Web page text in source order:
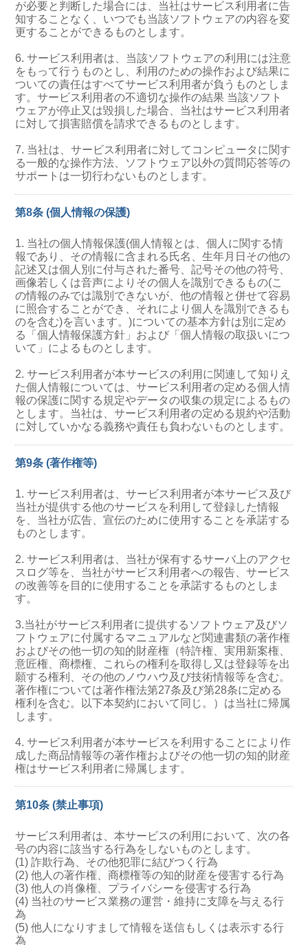
が必要と判断した場合には、当社はサービス利用者に告
知することなく、いつでも当該ソフトウェアの内容を変
更することができるものとします。
6. サービス利用者は、当該ソフトウェアの利用には注意
をもって行うものとし、利用のための操作および結果に
ついての責任はすべてサービス利用者が負うものとしま
す。サービス利用者の不適切な操作の結果 当該ソフト
ウェアが停止又は毀損した場合、当社はサービス利用者
に対して損害賠償を請求できるものとします。
7. 当社は、サービス利用者に対してコンピュータに関す
る一般的な操作方法、ソフトウェア以外の質問応答等の
サポートは一切行わないものとします。
第8条 (個人情報の保護)
1. 当社の個人情報保護(個人情報とは、個人に関する情
報であり、その情報に含まれる氏名、生年月日その他の
記述又は個人別に付与された番号、記号その他の符号、
画像若しくは音声によりその個人を識別できるもの(こ
の情報のみでは識別できないが、他の情報と併せて容易
に照合することができ、それにより個人を識別できるも
のを含む)を言います。)についての基本方針は別に定め
る「個人情報保護方針」および「個人情報の取扱いにつ
いて」によるものとします。
2. サービス利用者が本サービスの利用に関連して知りえ
た個人情報については、サービス利用者の定める個人情
報の保護に関する規定やデータの収集の規定によるもの
とします。当社は、サービス利用者の定める規約や活動
に対していかなる義務や責任も負わないものとします。
第9条 (著作権等)
1. サービス利用者は、サービス利用者が本サービス及び
当社が提供する他のサービスを利用して登録した情報
を、当社が広告、宣伝のために使用することを承諾する
ものとします。
2. サービス利用者は、当社が保有するサーバ上のアクセ
スログ等を、当社がサービス利用者への報告、サービス
の改善等を目的に使用することを承諾するものとしま
す。
3.当社がサービス利用者に提供するソフトウェア及びソ
フトウェアに付属するマニュアルなど関連書類の著作権
およびその他一切の知的財産権（特許権、実用新案権、
意匠権、商標権、これらの権利を取得し又は登録等を出
願する権利、その他のノウハウ及び技術情報等を含む。
著作権については著作権法第27条及び第28条に定める
権利を含む。以下本契約において同じ。）は当社に帰属
します。
4. サービス利用者が本サービスを利用することにより作
成した商品情報等の著作権およびその他一切の知的財産
権はサービス利用者に帰属します。
第10条 (禁止事項)
サービス利用者は、本サービスの利用において、次の各
号の内容に該当する行為をしないものとします。
(1) 詐欺行為、その他犯罪に結びつく行為
(2) 他人の著作権、商標権等の知的財産を侵害する行為
(3) 他人の肖像権、プライバシーを侵害する行為
(4) 当社のサービス業務の運営・維持に支障を与える行
為
(5) 他人になりすまして情報を送信もしくは表示する行
為